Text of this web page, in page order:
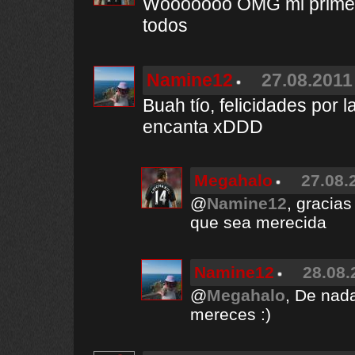
todos
Namine12
Buah tío, felicidades por
encanta xDDD
Megahalo
@Namine12,
que sea merecida
Namine12
@Megahalo, De
mereces :)